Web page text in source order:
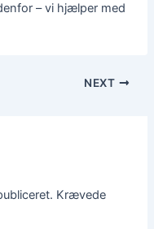
– vi hjælper med
NEXT
Krævede